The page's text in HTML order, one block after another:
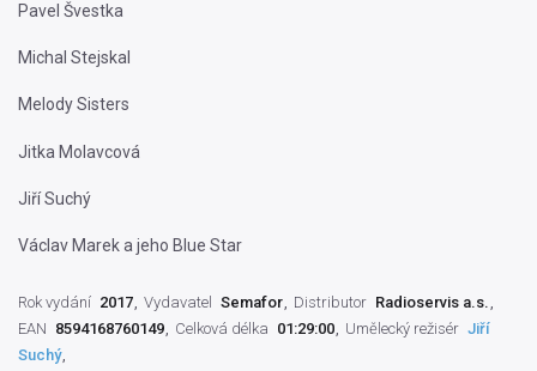
Pavel Švestka
Michal Stejskal
Melody Sisters
Jitka Molavcová
Jiří Suchý
Václav Marek a jeho Blue Star
Rok vydání 2017 Vydavatel Semafor Distributor Radioservis a.s.
EAN 8594168760149 Celková délka 01:29:00 Umělecký režisér Jiří
Suchý